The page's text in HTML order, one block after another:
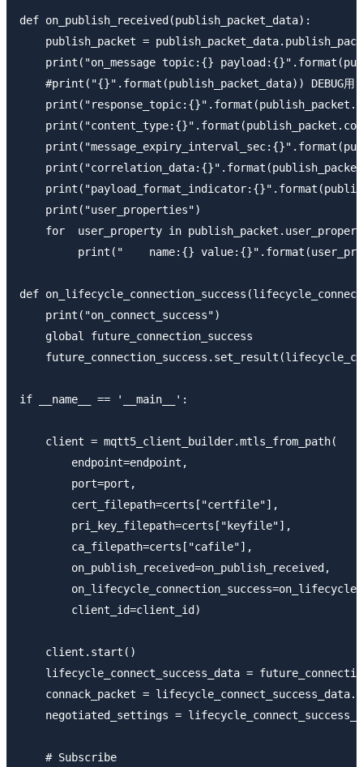
def on_publish_received(publish_packet_data):
publish_packet =
print("on_message topic:{}
    #print("{}".format(publish_packet_data)) DEBUG用
    print("user_properties")
for  user_property in
print("    name:{}
def
    print("on_connect_success")
    global future_connection_success
if __name__ == '__main__':
    client = mqtt5_client_builder.mtls_from_path(
        endpoint=endpoint,
        port=port,
        cert_filepath=certs["certfile"],
        pri_key_filepath=certs["keyfile"],
        ca_filepath=certs["cafile"],
        on_publish_received=on_publish_received,
        client_id=client_id)
    client.start()
lifecycle_connect_success_data =
connack_packet =
negotiated_settings =
    # Subscribe